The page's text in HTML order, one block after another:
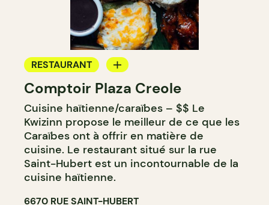
RESTAURANT
COMPTOIR
Comptoir Plaza Creole
Cuisine haïtienne/caraïbes – $$ Le
Kwizinn propose le meilleur de ce que les
Caraïbes ont à offrir en matière de
cuisine. Le restaurant situé sur la rue
Saint-Hubert est un incontournable de la
cuisine haïtienne.
6670 RUE SAINT-HUBERT